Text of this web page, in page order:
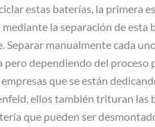
estas baterías, la primera
la separación de
Separar manualmente cada
dependiendo del proceso
que se están
ellos también trituran
que pueden ser